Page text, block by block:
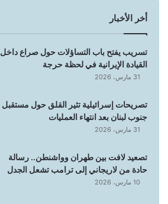
أخر الأخبار
تسريب يفتح باب التساؤلات حول صراع داخل
القيادة الإيرانية في لحظة حرجة
31 مارس، 2026
تصريحات إسرائيلية تثير القلق حول مستقبل
جنوب لبنان بعد انتهاء العمليات
31 مارس، 2026
تصعيد لافت بين طهران وواشنطن.. رسالة
حادة من لاريجاني إلى ترامب تشعل الجدل
10 مارس، 2026